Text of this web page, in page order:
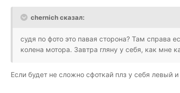
chernich сказал:
судя по фото это павая сторона? Там
колена мотора. Завтра гляну у себя, как мне
Если будет не сложно сфоткай плз у себя